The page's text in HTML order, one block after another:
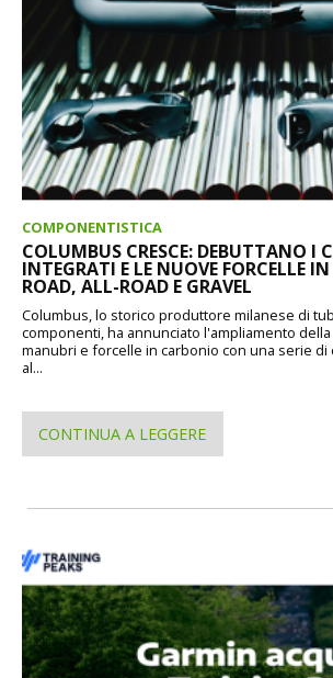
COMPONENTISTICA
COLUMBUS CRESCE: DEBUTTANO I
INTEGRATI E LE NUOVE FORCELLE
ROAD, ALL-ROAD E GRAVEL
Columbus, lo storico produttore milanese di
componenti, ha annunciato l'ampliamento
manubri e forcelle in carbonio con una serie di
al...
CONTINUA A LEGGERE